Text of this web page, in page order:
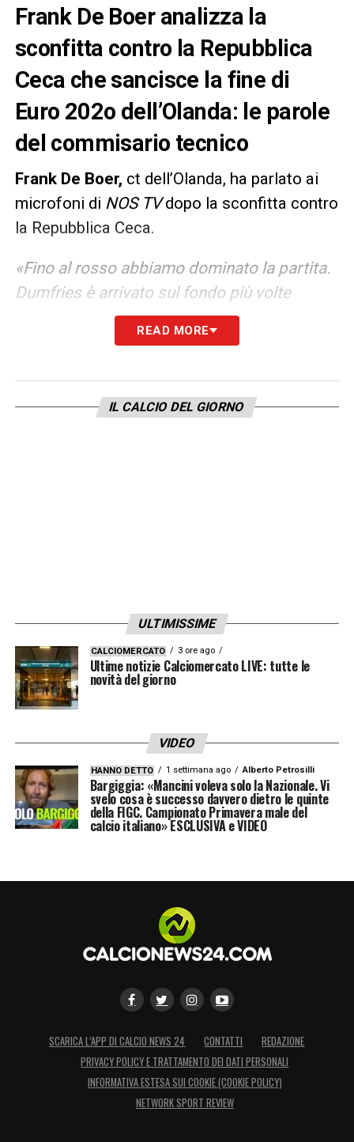
Frank De Boer analizza la
sconfitta contro la Repubblica
Ceca che sancisce la fine di
Euro 202o dell’Olanda: le parole
del commisario tecnico
Frank De Boer, ct dell’Olanda, ha parlato ai
microfoni di NOS TVdopo la sconfitta contro
la Repubblica Ceca.
«Fino al rosso abbiamo dominato la partita.
Dumfries è arrivato sul fondo più volte
durante il primo tempo ma non siamo stati
precisi nell’ultimo passaggio. Non abbiamo
loro gol volevo cambiare modulo e passare
READ MORE
IL CALCIO DEL GIORNO
ULTIMISSIME
CALCIOMERCATO 3 ore ago
Ultime notizie Calciomercato LIVE: tutte le
novità del giorno
VIDEO
HANNO DETTO 1 settimana ago Alberto Petrosilli
Bargiggia: «Mancini voleva solo la Nazionale. Vi
svelo cosa è successo davvero dietro le quinte
della FIGC. Campionato Primavera male del
calcio italiano» ESCLUSIVA e VIDEO
SCARICA L’APP DI CALCIO NEWS 24 CONTATTI
REDAZIONE
PRIVACY POLICY E TRATTAMENTO DEI DATI PERSONALI
INFORMATIVA ESTESA SUI COOKIE (COOKIE POLICY)
NETWORK SPORT REVIEW